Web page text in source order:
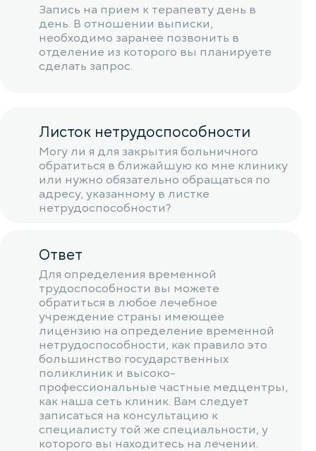
Запись на прием к терапевту день в
день. В отношении выписки,
необходимо заранее позвонить в
отделение из которого вы планируете
сделать запрос.
Листок нетрудоспособности
Могу ли я для закрытия больничного
обратиться в ближайшую ко мне клинику
или нужно обязательно обращаться по
адресу, указанному в листке
нетрудоспособности?
Ответ
Для определения временной
трудоспособности вы можете
обратиться в любое лечебное
учреждение страны имеющее
лицензию на определение временной
нетрудоспособности, как правило это
большинство государственных
поликлиник и высоко-
профессиональные частные медцентры,
как наша сеть клиник. Вам следует
записаться на консультацию к
специалисту той же специальности, у
которого вы находитесь на лечении.